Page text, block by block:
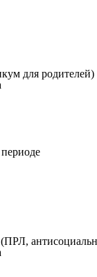
для родителей)